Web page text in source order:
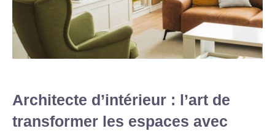
Architecte d’intérieur : l’art de
transformer les espaces avec